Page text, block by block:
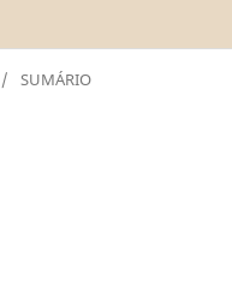
/ SUMÁRIO